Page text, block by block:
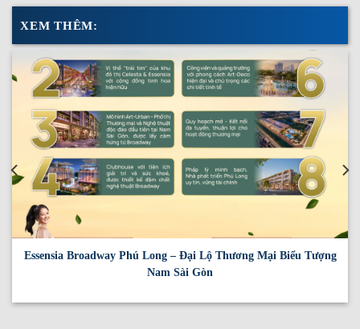
XEM THÊM:
Essensia Broadway Phú Long – Đại Lộ Thương Mại Biểu Tượng
Nam Sài Gòn